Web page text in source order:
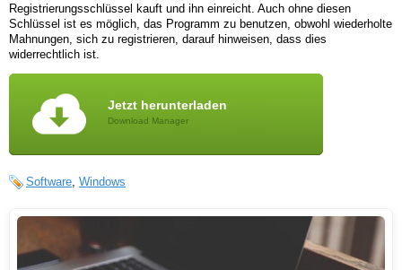
Registrierungsschlüssel kauft und ihn einreicht. Auch ohne diesen
Schlüssel ist es möglich, das Programm zu benutzen, obwohl wiederholte
Mahnungen, sich zu registrieren, darauf hinweisen, dass dies
widerrechtlich ist.
Jetzt herunterladen
Download Manager
Software, Windows